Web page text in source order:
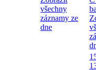
všechny
záznamy ze
dne